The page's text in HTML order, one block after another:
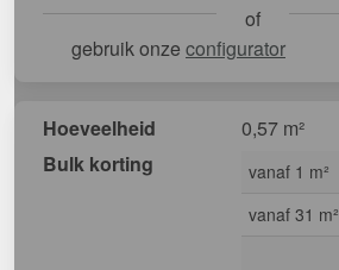
of
gebruik onze configurator
Hoeveelheid
0,57 m²
Bulk korting
vanaf 1 m²
vanaf 31 m²